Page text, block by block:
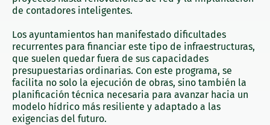
de contadores inteligentes.
Los ayuntamientos han manifestado dificultades
recurrentes para financiar este tipo de infraestructuras,
que suelen quedar fuera de sus capacidades
presupuestarias ordinarias. Con este programa, se
facilita no solo la ejecución de obras, sino también la
planificación técnica necesaria para avanzar hacia un
modelo hídrico más resiliente y adaptado a las
exigencias del futuro.